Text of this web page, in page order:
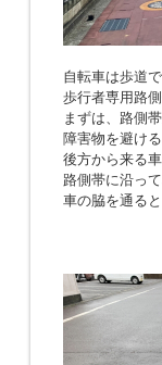
自転車は歩道
歩行者専用路
まずは、路側
障害物を避け
後方から来る
路側帯に沿っ
車の脇を通る